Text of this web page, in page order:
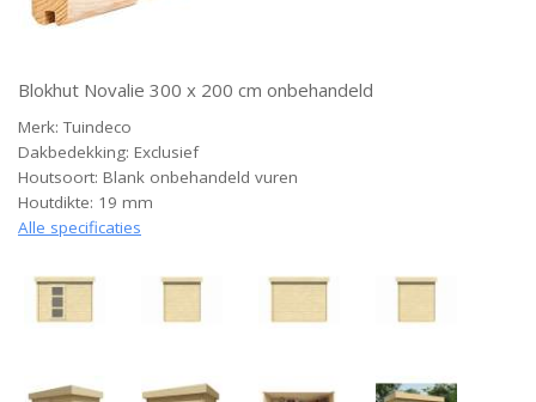
Blokhut Novalie 300 x 200 cm onbehandeld
Merk: Tuindeco
Dakbedekking: Exclusief
Houtsoort: Blank onbehandeld vuren
Houtdikte: 19 mm
Alle specificaties